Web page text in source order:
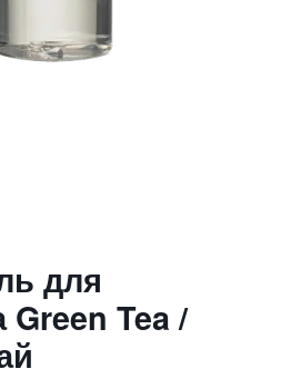
для
Tea /